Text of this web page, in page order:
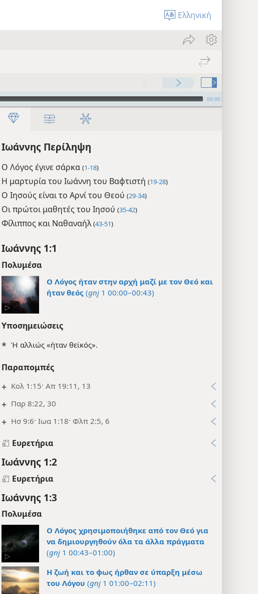
Ελληνική
00:00
Ιωάννης Περίληψη
Ο Λόγος έγινε σάρκα (1-18)
Η μαρτυρία του Ιωάννη του Βαφτιστή (19-28)
Ο Ιησούς είναι το Αρνί του Θεού (29-34)
Οι πρώτοι μαθητές του Ιησού (35-42)
Φίλιππος και Ναθαναήλ(43-51)
Ιωάννης 1:1
Πολυμέσα
Ο Λόγος ήταν στην αρχή μαζί με τον Θεό και
ήταν θεός (gnj 1 00:00–00:43)
Υποσημειώσεις
* Ή αλλιώς «ήταν θεϊκός».
Παραπομπές
+ Κολ 1:15· Απ 19:11, 13
+ Παρ 8:22, 30
+ Ησ 9:6· Ιωα 1:18· Φλπ 2:5, 6
Ευρετήρια
Ιωάννης 1:2
Ευρετήρια
Ιωάννης 1:3
Πολυμέσα
Ο Λόγος χρησιμοποιήθηκε από τον Θεό για
να δημιουργηθούν όλα τα άλλα πράγματα
(gnj 1 00:43–01:00)
Η ζωή και το φως ήρθαν σε ύπαρξη μέσω
του Λόγου (gnj 1 01:00–02:11)